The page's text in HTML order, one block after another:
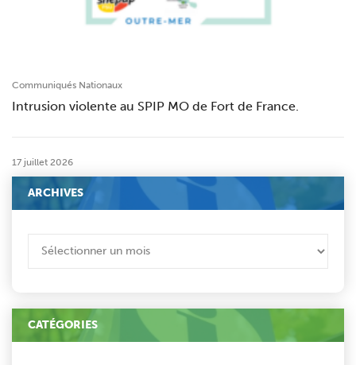
Communiqués Nationaux
Intrusion violente au SPIP MO de Fort de France.
17 juillet 2026
ARCHIVES
CATÉGORIES